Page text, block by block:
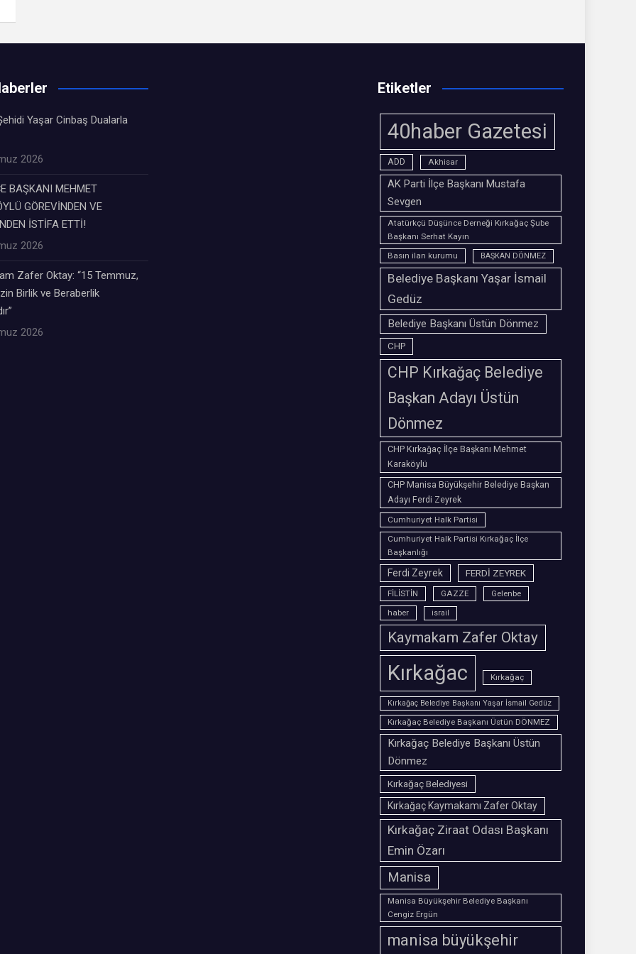
Yaşar Cinbaş Dualarla
2026
BAŞKANI MEHMET
GÖREVİNDEN VE
İSTİFA ETTİ!
2026
Zafer Oktay: “15 Temmuz,
Birlik ve Beraberlik
2026
Etiketler
40haber Gazetesi
ADD Akhisar
AK Parti İlçe Başkanı Mustafa
Sevgen
Atatürkçü Düşünce Derneği Kırkağaç Şube
Başkanı Serhat Kayın
Basın ilan kurumu
BAŞKAN DÖNMEZ
Belediye Başkanı Yaşar İsmail
Gedüz
Belediye Başkanı Üstün Dönmez
CHP
CHP Kırkağaç Belediye
Başkan Adayı Üstün
Dönmez
CHP Kırkağaç İlçe Başkanı Mehmet
Karaköylü
CHP Manisa Büyükşehir Belediye Başkan
Adayı Ferdi Zeyrek
Cumhuriyet Halk Partisi
Cumhuriyet Halk Partisi Kırkağaç İlçe
Başkanlığı
Ferdi Zeyrek FERDİ ZEYREK
FİLİSTİN GAZZE
Gelenbe
haber
israil
Kaymakam Zafer Oktay
Kırkağac Kırkağaç
Kırkağaç Belediye Başkanı Yaşar İsmail Gedüz
Kırkağaç Belediye Başkanı Üstün DÖNMEZ
Kırkağaç Belediye Başkanı Üstün
Dönmez
Kırkağaç Belediyesi
Kırkağaç Kaymakamı Zafer Oktay
Kırkağaç Ziraat Odası Başkanı
Emin Özarı
Manisa
Manisa Büyükşehir Belediye Başkanı
Cengiz Ergün
manisa büyükşehir